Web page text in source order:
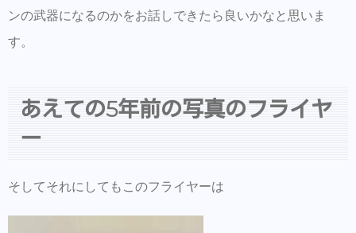
ンの武器になるのかをお話しできたら良いかなと思いま
す。
あえての5年前の写真のフライヤ
ー
そしてそれにしてもこのフライヤーは